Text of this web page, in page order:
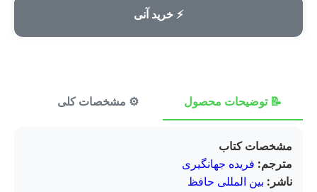
⚡ خرید آنی
📝 توضیحات محصول ⚙️ مشخصات کلی
مشخصات کتاب
مترجم: فریده جهانگیری
ناشر: بین المللی حافظ